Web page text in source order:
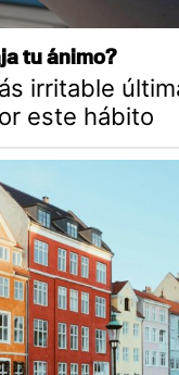
tu ánimo?
irritable
este hábito